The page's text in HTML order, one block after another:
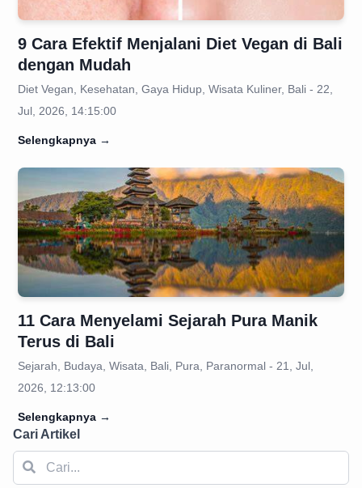
9 Cara Efektif Menjalani Diet Vegan di Bali
dengan Mudah
Diet Vegan, Kesehatan, Gaya Hidup, Wisata Kuliner, Bali - 22,
Jul, 2026, 14:15:00
Selengkapnya →
11 Cara Menyelami Sejarah Pura Manik
Terus di Bali
Sejarah, Budaya, Wisata, Bali, Pura, Paranormal - 21, Jul,
2026, 12:13:00
Selengkapnya →
Cari Artikel